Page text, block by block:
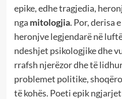
epike, edhe tragjedia,
nga mitologjia. Por, derisa
heronjve legjendarë në
ndeshjet psikologjike dhe
rrafsh njerëzor dhe të
problemet politike,
të kohës. Poeti epik